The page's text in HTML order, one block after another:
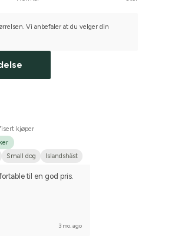
Vi anbefaler at du velger din
kjøper
Small dog Islandshäst
til en god pris.
3 mo. ago